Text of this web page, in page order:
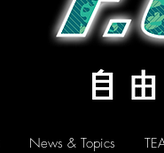
News & Topics